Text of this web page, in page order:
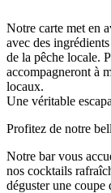
Notre carte met en
avec des
de la pêche locale.
accompagneront à
locaux.
Une véritable
Profitez de notre
Notre bar vous
nos cocktails
déguster une coupe